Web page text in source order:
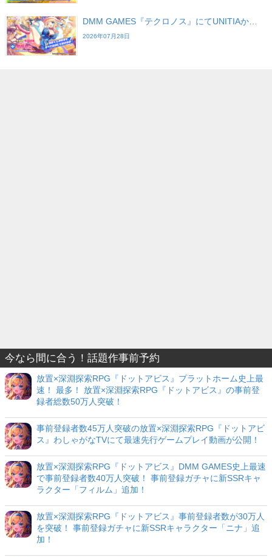
DMM GAMES『テクロノス』にてUNITIAか…
2026年07月28日
今なら間に合う！話題作事前予約
放置×深淵探索RPG『ドットアビス』プラットホーム史上最
速！ 最多！ 放置×深淵探索RPG『ドットアビス』の事前登
録者総数50万人突破！
事前登録者数45万人突破の放置×深淵探索RPG『ドットアビ
ス』わしゃがなTVにて最速先行ゲームプレイ動画が公開！
放置×深淵探索RPG『ドットアビス』DMM GAMES史上最速
で事前登録者数40万人突破！ 事前登録ガチャに新SSRキャ
ラクター「フィルム」追加！
放置×深淵探索RPG『ドットアビス』事前登録者数が30万人
を突破！ 事前登録ガチャに新SSRキャラクター「ニナ」追
加！